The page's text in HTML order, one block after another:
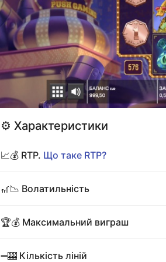
⚙️ Характеристики
📈💰 RTP. Що таке RTP?
🎢📉 Волатильність
🏆💰 Максимальний виграш
➖🎰 Кількість ліній